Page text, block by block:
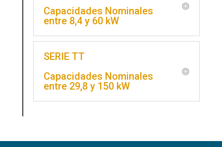
Capacidades Nominales
entre 8,4 y 60 kW
SERIE TT
Capacidades Nominales
entre 29,8 y 150 kW